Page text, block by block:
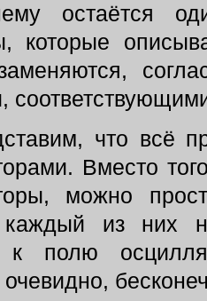
остаётся
которые
что всё
Вместо
можно
каждый из них
к полю
очевидно,